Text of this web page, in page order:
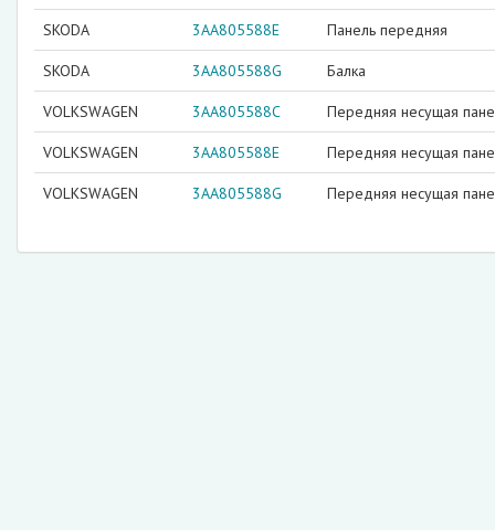
SKODA 3AA805588E Панель передняя
SKODA 3AA805588G Балка
VOLKSWAGEN 3AA805588C Передняя несущая
VOLKSWAGEN 3AA805588E Передняя несущая
VOLKSWAGEN 3AA805588G Передняя несущая